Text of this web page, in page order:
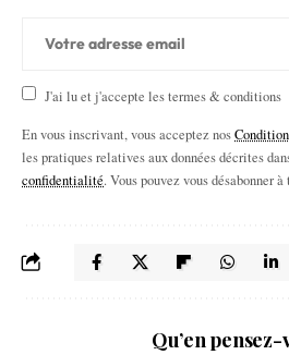
J'ai lu et j'accepte les termes & conditions
En vous inscrivant, vous acceptez nos
les pratiques relatives aux données décrites
confidentialité. Vous pouvez vous désabonner
Qu’en pensez-